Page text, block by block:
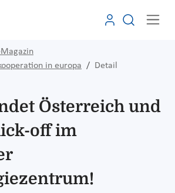
in europa
Detail
Österreich und
off im